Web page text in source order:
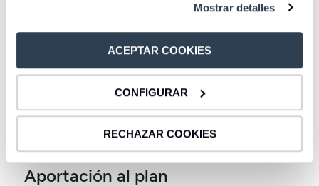
Mostrar detalles
ACEPTAR COOKIES
CONFIGURAR
RECHAZAR COOKIES
Número de hijos
0 7
Aportación al plan